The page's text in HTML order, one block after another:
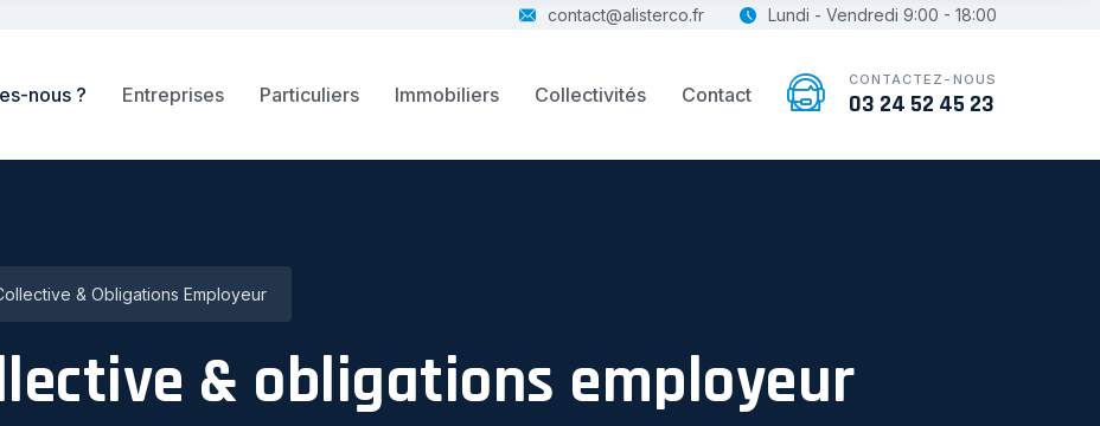
contact@alisterco.fr Lundi - Vendredi 9:00 - 18:00
nous ? Entreprises Particuliers Immobiliers Collectivités Contact
CONTACTEZ-NOUS
03 24 52 45 23
& Obligations Employeur
& obligations employeur